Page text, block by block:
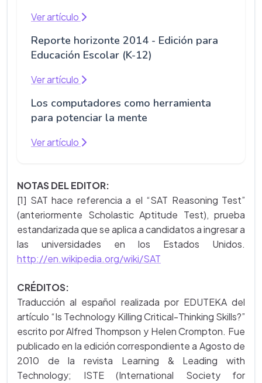
Ver artículo
Reporte horizonte 2014 - Edición para
Educación Escolar (K-12)
Ver artículo
Los computadores como herramienta
para potenciar la mente
Ver artículo
NOTAS DEL EDITOR:
[1] SAT hace referencia a el “SAT Reasoning Test”
(anteriormente Scholastic Aptitude Test), prueba
estandarizada que se aplica a candidatos a ingresar a
las universidades en los Estados Unidos.
http://en.wikipedia.org/wiki/SAT
CRÉDITOS:
Traducción al español realizada por EDUTEKA del
artículo “Is Technology Killing Critical-Thinking Skills?”
escrito por Alfred Thompson y Helen Crompton. Fue
publicado en la edición correspondiente a Agosto de
2010 de la revista Learning & Leading with
Technology; ISTE (International Society for